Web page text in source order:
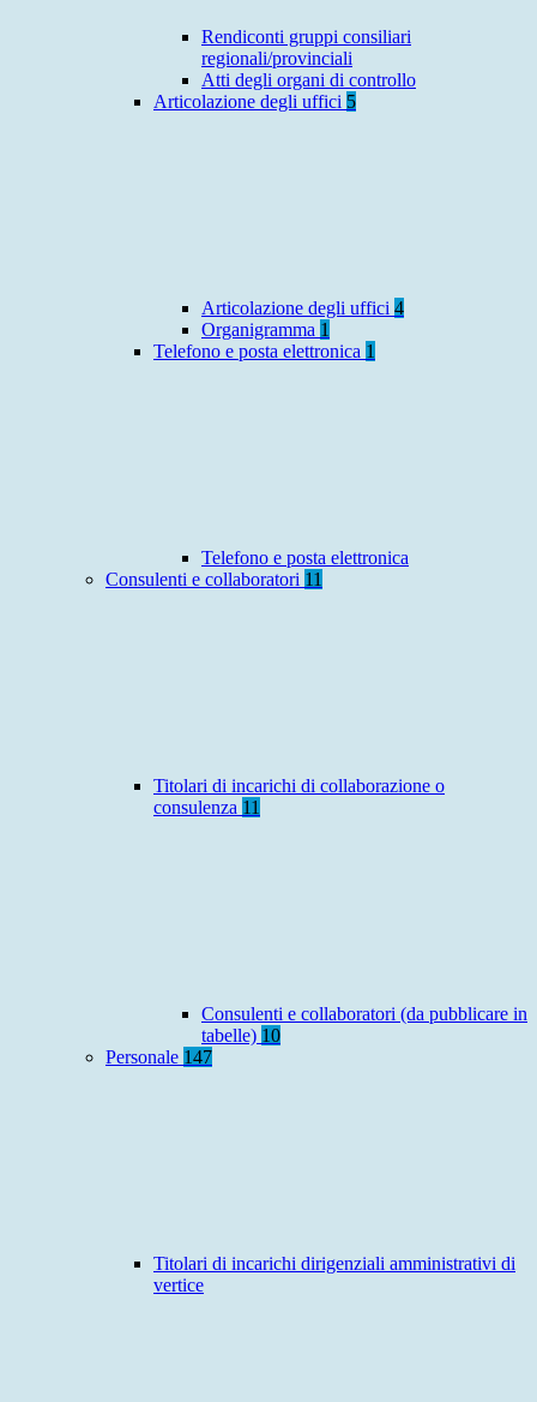
Rendiconti gruppi consiliari
regionali/provinciali
Atti degli organi di controllo
Articolazione degli uffici 5
Articolazione degli uffici 4
Organigramma 1
Telefono e posta elettronica 1
Telefono e posta elettronica
Consulenti e collaboratori 11
Titolari di incarichi di collaborazione o
consulenza 11
Consulenti e collaboratori (da pubblicare in
tabelle) 10
Personale 147
Titolari di incarichi dirigenziali amministrativi di
vertice